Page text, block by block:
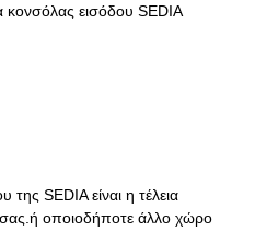
κονσόλας εισόδου SEDIA
της SEDIA είναι η τέλεια
οποιοδήποτε άλλο χώρο